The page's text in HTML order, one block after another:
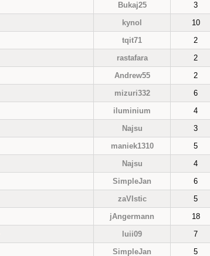
Bukaj25 3
kynol 10
tqit71 2
rastafara 2
Andrew55 2
mizuri332 6
iluminium 4
Najsu 3
maniek1310 5
Najsu 4
SimpleJan 6
zaVIstic 5
jAngermann 18
luii09 7
SimpleJan 5